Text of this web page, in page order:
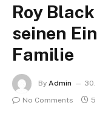
Roy
seinen
Familie
By Admin 30.
No Comments
5